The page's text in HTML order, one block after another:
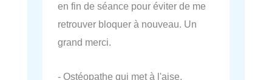
en fin de séance pour éviter de me
retrouver bloquer à nouveau. Un
grand merci.
- Ostéopathe qui met à l'aise,